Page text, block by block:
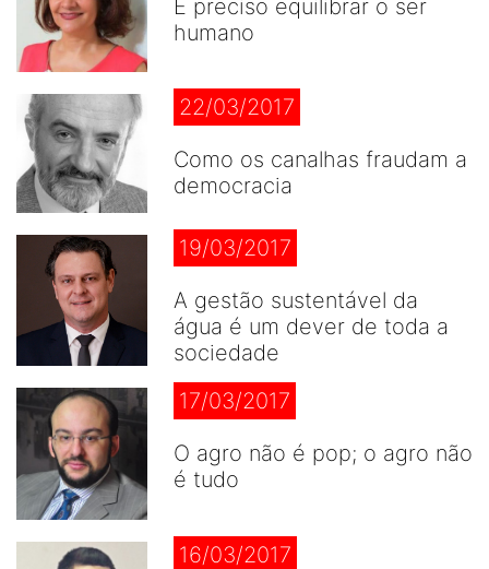
É preciso equilibrar o ser
humano
22/03/2017
Como os canalhas fraudam a
democracia
19/03/2017
A gestão sustentável da
água é um dever de toda a
sociedade
17/03/2017
O agro não é pop; o agro não
é tudo
16/03/2017